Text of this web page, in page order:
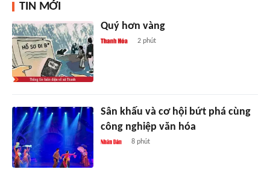
TIN MỚI
Quý hơn vàng
2 phút
Sân khấu và cơ hội bứt phá cùng
công nghiệp văn hóa
8 phút